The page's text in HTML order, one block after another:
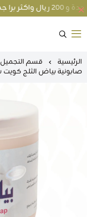
الرئيسية قسم التجميل
صابونية بياض الثلج